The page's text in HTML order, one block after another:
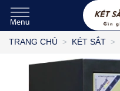
TRANG CHỦ KÉT SẮT